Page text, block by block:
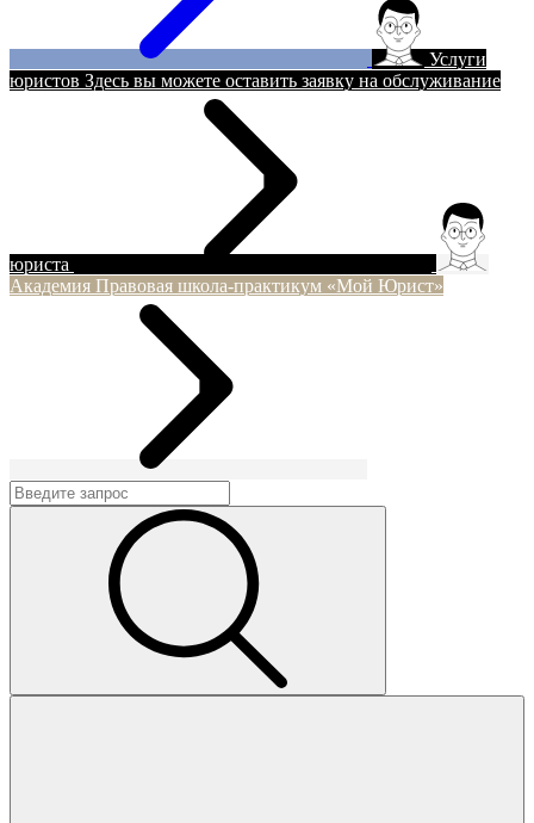
Услуги
юристов Здесь вы можете оставить заявку на обслуживание
юриста
Академия Правовая школа-практикум «Мой Юрист»